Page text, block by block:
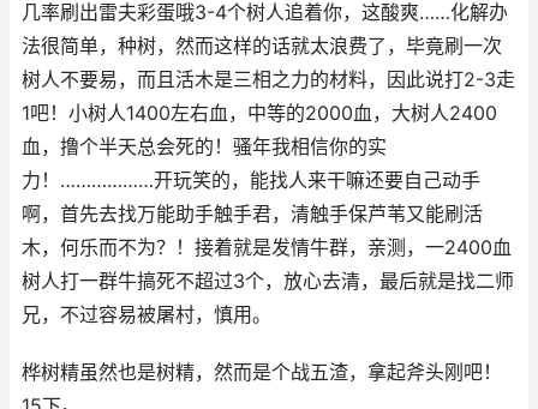
几率刷出雷夫彩蛋哦3-4个树人追着你，这酸爽……化解办
法很简单，种树，然而这样的话就太浪费了，毕竟刷一次
树人不要易，而且活木是三相之力的材料，因此说打2-3走
1吧！小树人1400左右血，中等的2000血，大树人2400
血，撸个半天总会死的！骚年我相信你的实
力！………………开玩笑的，能找人来干嘛还要自己动手
啊，首先去找万能助手触手君，清触手保芦苇又能刷活
木，何乐而不为？！接着就是发情牛群，亲测，一2400血
树人打一群牛搞死不超过3个，放心去清，最后就是找二师
兄，不过容易被屠村，慎用。
桦树精虽然也是树精，然而是个战五渣，拿起斧头刚吧！